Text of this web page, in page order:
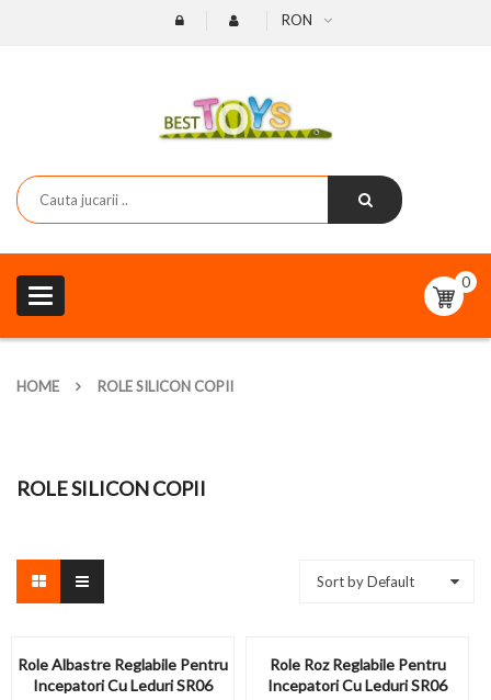
RON
Toggle
navigation
0
HOME ROLE SILICON COPII
ROLE SILICON COPII
Sort by Default
Role Albastre Reglabile Pentru
Incepatori Cu Leduri SR06
Role Roz Reglabile Pentru
Incepatori Cu Leduri SR06